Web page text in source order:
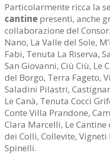
Particolarmente ricca la
cantinepresenti, anche
collaborazione del
Nano, La Valle del Sole,
Fabi, Tenuta La Riserva,
San Giovanni, Ciù Ciù, Le
del Borgo, Terra Fageto,
Saladini Pilastri,
Le Canà, Tenuta Cocci
Conte Villa Prandone,
Clara Marcelli, Le Cantine
dei Colli, Collevite,
Spinelli.